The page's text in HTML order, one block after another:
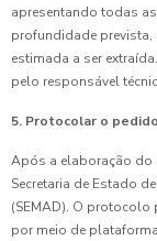
apresentando todas
profundidade
estimada a ser
pelo responsável
5. Protocolar o
Após a elaboração do
Secretaria de Estado
(SEMAD). O protocolo
por meio de